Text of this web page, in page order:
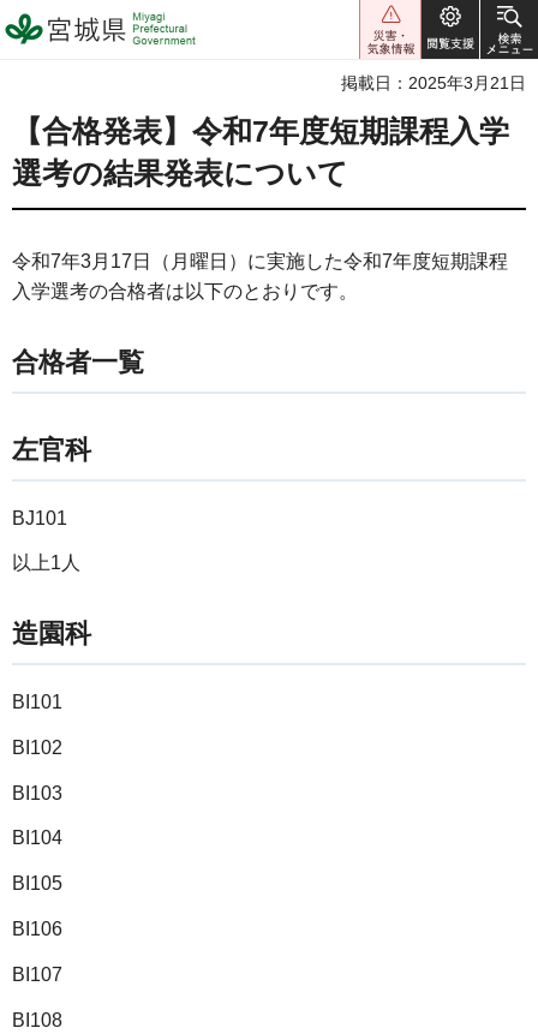
宮城県 Miyagi Prefectural
Government
掲載日：2025年3月21日
【合格発表】令和7年度短期課程入学
選考の結果発表について
令和7年3月17日（月曜日）に実施した令和7年度短期課程
入学選考の合格者は以下のとおりです。
合格者一覧
左官科
BJ101
以上1人
造園科
BI101
BI102
BI103
BI104
BI105
BI106
BI107
BI108